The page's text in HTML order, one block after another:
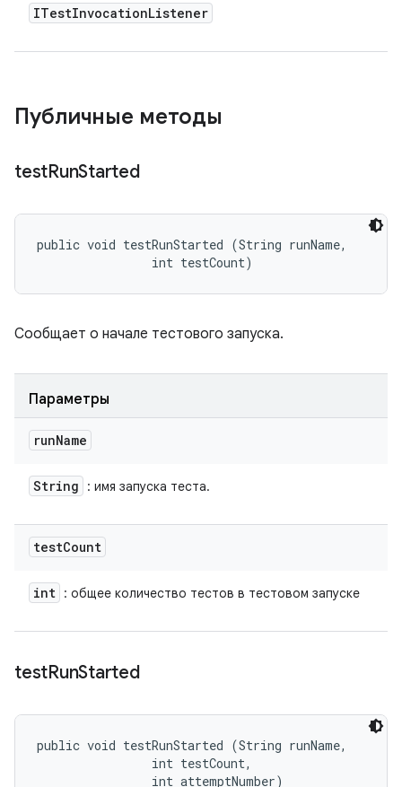
ITestInvocationListener
Публичные методы
testRunStarted
public void testRunStarted (String runName,
                int testCount)
Сообщает о начале тестового запуска.
Параметры
runName
String : имя запуска теста.
testCount
int : общее количество тестов в тестовом запуске
testRunStarted
public void testRunStarted (String runName,
                int testCount,
                int attemptNumber)